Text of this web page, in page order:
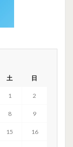
土 日
1 2
8 9
15 16